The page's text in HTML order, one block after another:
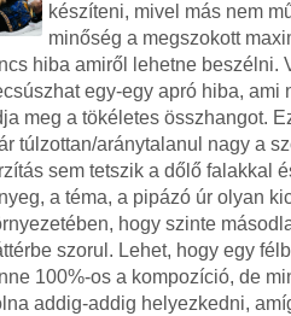
készíteni, mivel más nem
minőség a megszokott
hiba amiről lehetne beszélni.
egy-egy apró hiba, ami
meg a tökéletes összhangot.
túlzottan/aránytalanul nagy a
sem tetszik a dőlő falakkal
a téma, a pipázó úr olyan
hogy szinte
szorul. Lehet, hogy egy
100%-os a kompozíció, de
addig-addig helyezkedni,